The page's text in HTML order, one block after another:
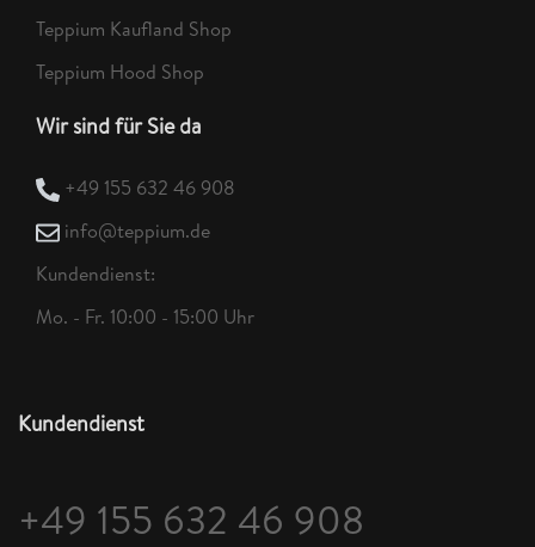
Teppium Kaufland Shop
Teppium Hood Shop
Wir sind für Sie da
+49 155 632 46 908
info@teppium.de
Kundendienst:
Mo. - Fr. 10:00 - 15:00 Uhr
Kundendienst
+49 155 632 46 908